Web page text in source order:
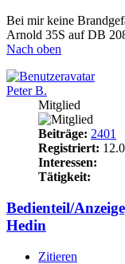
Bei mir keine
Arnold 35S auf DB
Nach oben
Peter B.
Mitglied
Beiträge: 2401
Registriert:
Interessen:
Tätigkeit:
Bedienteil/
Hedin
Zitieren